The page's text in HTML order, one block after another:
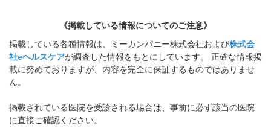
《掲載している情報についてのご注意》
掲載している各種情報は、ミーカンパニー株式会社および株式会
社eヘルスケアが調査した情報をもとにしています。 正確な情報掲
載に努めておりますが、内容を完全に保証するものではありませ
ん。
掲載されている医院を受診される場合は、事前に必ず該当の医院
に直接ご確認ください。